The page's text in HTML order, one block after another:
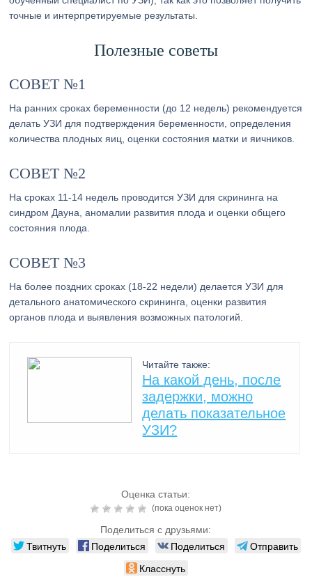
точные и интерпретируемые результаты.
Полезные советы
СОВЕТ №1
На ранних сроках беременности (до 12 недель) рекомендуется
делать УЗИ для подтверждения беременности, определения
количества плодных яиц, оценки состояния матки и яичников.
СОВЕТ №2
На сроках 11-14 недель проводится УЗИ для скрининга на
синдром Дауна, аномалии развития плода и оценки общего
состояния плода.
СОВЕТ №3
На более поздних сроках (18-22 недели) делается УЗИ для
детального анатомического скрининга, оценки развития
органов плода и выявления возможных патологий.
Читайте также:
На какой день, после
задержки, можно
делать показательное
УЗИ?
Оценка статьи:
(пока оценок нет)
Поделиться с друзьями:
Твитнуть Поделиться Поделиться
Отправить
Класснуть